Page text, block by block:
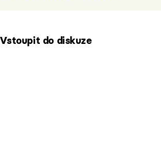
Vstoupit do diskuze